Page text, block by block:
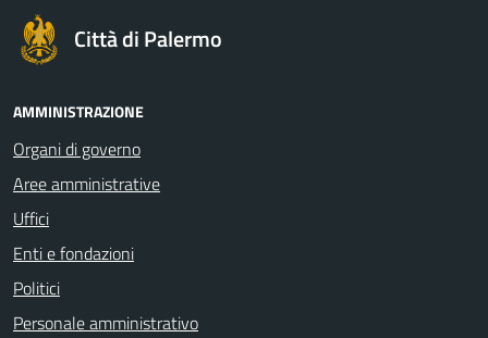
Città di Palermo
AMMINISTRAZIONE
Organi di governo
Aree amministrative
Uffici
Enti e fondazioni
Politici
Personale amministrativo